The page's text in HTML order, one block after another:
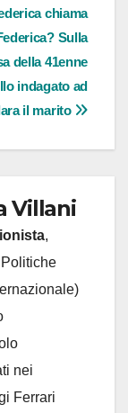
chiama
Sulla
della 41enne
indagato ad
il marito
Villani
,
nei
Ferrari